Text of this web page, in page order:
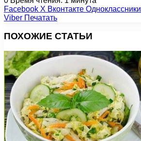
Facebook X Вконтакте Одноклассники
Viber Печатать
ПОХОЖИЕ СТАТЬИ